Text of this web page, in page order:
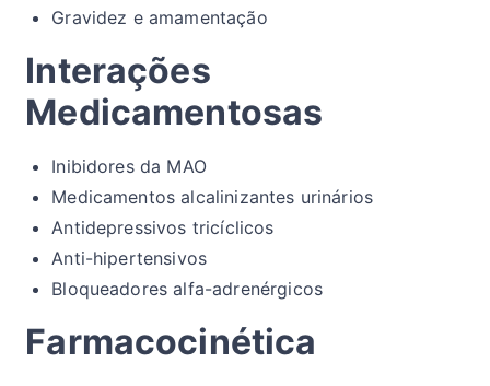
Gravidez e amamentação
Interações
Medicamentosas
Inibidores da MAO
Medicamentos alcalinizantes urinários
Antidepressivos tricíclicos
Anti-hipertensivos
Bloqueadores alfa-adrenérgicos
Farmacocinética